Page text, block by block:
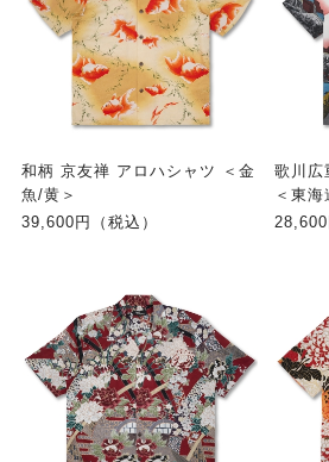
和柄 京友禅 アロハシャツ ＜金
魚/黄＞
39,600円（税込）
歌川広
＜東
28,600